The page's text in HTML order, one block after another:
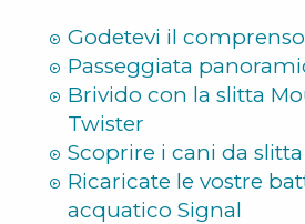
Godetevi il
Passeggiata
Brivido con la slitta
Twister
Scoprire i cani da slitta
Ricaricate le vostre
acquatico Signal